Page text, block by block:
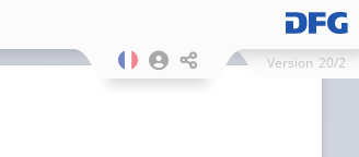
Version 20/2